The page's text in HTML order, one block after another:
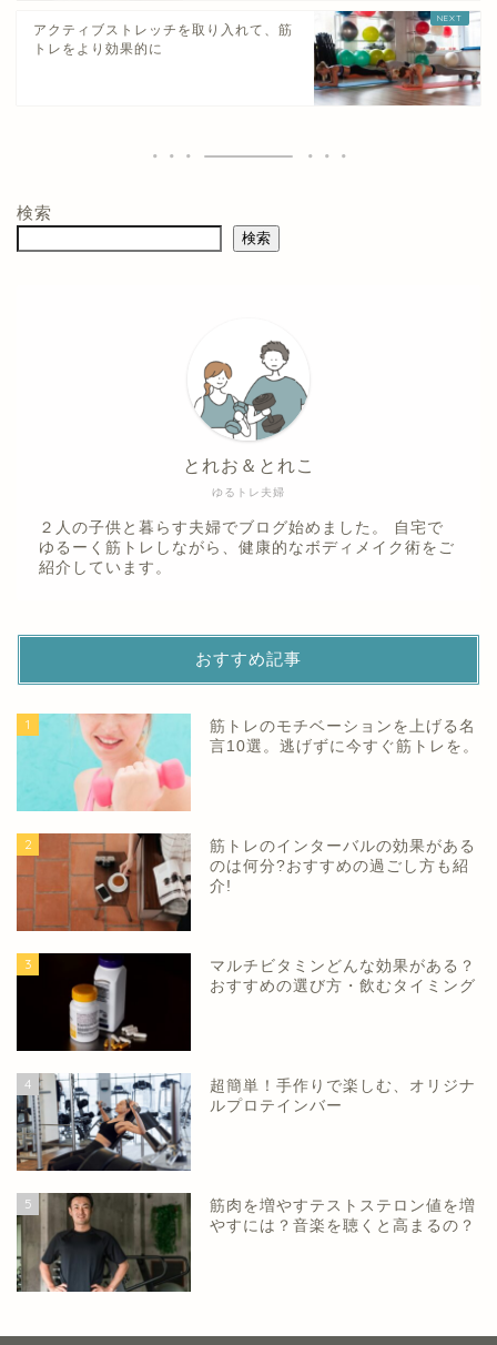
アクティブストレッチを取り入れて、筋
トレをより効果的に
検索
検索
ゆるトレ夫婦
とれお＆とれこ
２人の子供と暮らす夫婦でブログ始めました。 自宅で
ゆるーく筋トレしながら、健康的なボディメイク術をご
紹介しています。
おすすめ記事
1
筋トレのモチベーションを上げる名
言10選。逃げずに今すぐ筋トレを。
2
筋トレのインターバルの効果がある
のは何分?おすすめの過ごし方も紹
介!
3
マルチビタミンどんな効果がある？
おすすめの選び方・飲むタイミング
4
超簡単！手作りで楽しむ、オリジナ
ルプロテインバー
5
筋肉を増やすテストステロン値を増
やすには？音楽を聴くと高まるの？